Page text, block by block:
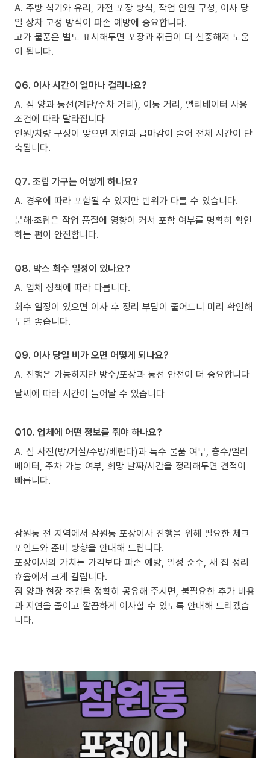
A. 주방 식기와 유리, 가전 포장 방식, 작업 인원 구성, 이사 당
일 상차 고정 방식이 파손 예방에 중요합니다.
고가 물품은 별도 표시해두면 포장과 취급이 더 신중해져 도움
이 됩니다.
Q6. 이사 시간이 얼마나 걸리나요?
A. 짐 양과 동선(계단/주차 거리), 이동 거리, 엘리베이터 사용
조건에 따라 달라집니다
인원/차량 구성이 맞으면 지연과 급마감이 줄어 전체 시간이 단
축됩니다.
Q7. 조립 가구는 어떻게 하나요?
A. 경우에 따라 포함될 수 있지만 범위가 다를 수 있습니다.
분해·조립은 작업 품질에 영향이 커서 포함 여부를 명확히 확인
하는 편이 안전합니다.
Q8. 박스 회수 일정이 있나요?
A. 업체 정책에 따라 다릅니다.
회수 일정이 있으면 이사 후 정리 부담이 줄어드니 미리 확인해
두면 좋습니다.
Q9. 이사 당일 비가 오면 어떻게 되나요?
A. 진행은 가능하지만 방수/포장과 동선 안전이 더 중요합니다
날씨에 따라 시간이 늘어날 수 있습니다
Q10. 업체에 어떤 정보를 줘야 하나요?
A. 짐 사진(방/거실/주방/베란다)과 특수 물품 여부, 층수/엘리
베이터, 주차 가능 여부, 희망 날짜/시간을 정리해두면 견적이
빠릅니다.
잠원동 전 지역에서 잠원동 포장이사 진행을 위해 필요한 체크
포인트와 준비 방향을 안내해 드립니다.
포장이사의 가치는 가격보다 파손 예방, 일정 준수, 새 집 정리
효율에서 크게 갈립니다.
짐 양과 현장 조건을 정확히 공유해 주시면, 불필요한 추가 비용
과 지연을 줄이고 깔끔하게 이사할 수 있도록 안내해 드리겠습
니다.